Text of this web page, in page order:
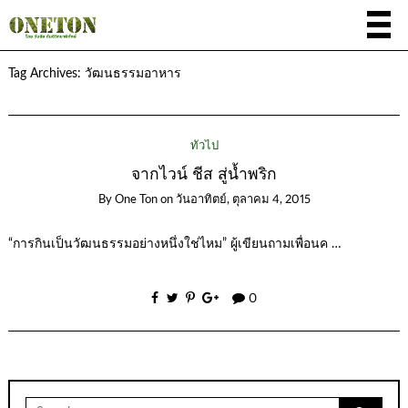
Tag Archives: วัฒนธรรมอาหาร
ทั่วไป
จากไวน์ ชีส สู่น้ำพริก
By One Ton on วันอาทิตย์, ตุลาคม 4, 2015
“การกินเป็นวัฒนธรรมอย่างหนึ่งใช่ไหม” ผู้เขียนถามเพื่อนค …
0
Search